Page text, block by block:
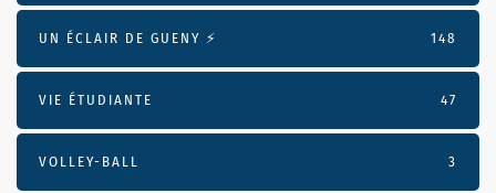
UN ÉCLAIR DE GUENY ⚡️ 148
VIE ÉTUDIANTE 47
VOLLEY-BALL 3